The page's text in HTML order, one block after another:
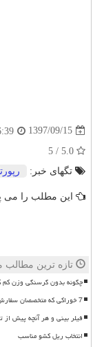
1397/09/15
تگهای خبر:
این مطلب را می
تازه ترین مطالب
چگونه بدون گرسنگی وزن کم
7 خوراکی که متخصصان سفارش می کنند در ایام بسیار گرم از آنها دوری کنید
فیلر بینی و هر آنچه پیش از
انتخاب ریل کشو مناسب